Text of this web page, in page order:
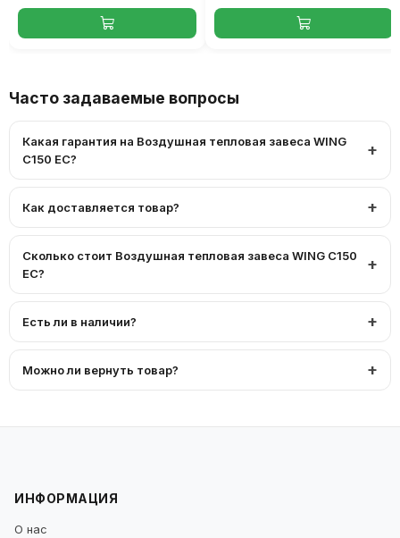
Часто задаваемые вопросы
Какая гарантия на Воздушная тепловая завеса WING
С150 EC?
Как доставляется товар?
Сколько стоит Воздушная тепловая завеса WING С150
EC?
Есть ли в наличии?
Можно ли вернуть товар?
ИНФОРМАЦИЯ
О нас